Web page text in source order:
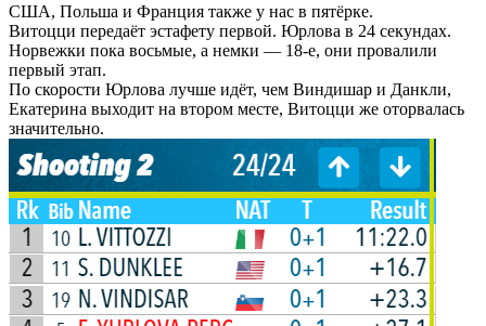
США, Польша и Франция также у нас в пятёрке.
Витоцци передаёт эстафету первой. Юрлова в 24 секундах.
Норвежки пока восьмые, а немки — 18-е, они провалили
первый этап.
По скорости Юрлова лучше идёт, чем Виндишар и Данкли,
Екатерина выходит на втором месте, Витоцци же оторвалась
значительно.